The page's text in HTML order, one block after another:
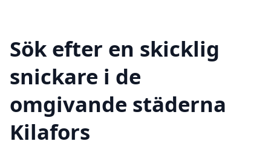
Sök efter en skicklig
snickare i de
omgivande städerna
Kilafors